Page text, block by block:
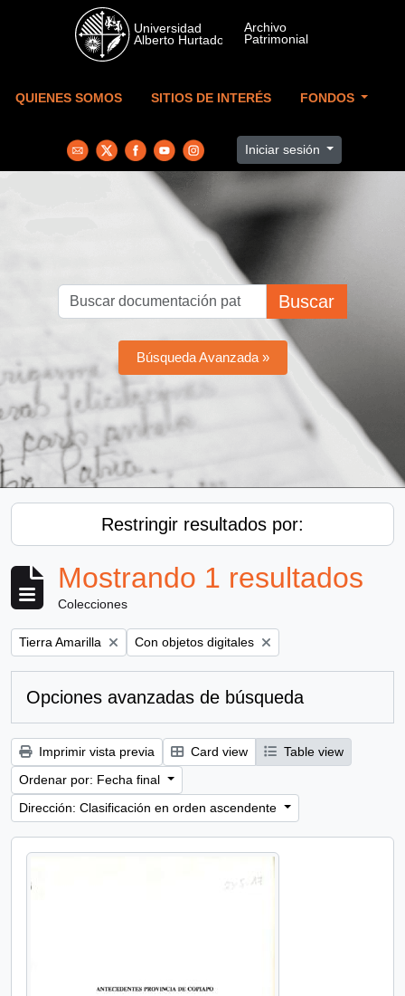
Skip to main content
QUIENES SOMOS SITIOS DE INTERÉS FONDOS
Iniciar sesión
Buscar
Búsqueda Avanzada »
Restringir resultados por:
Mostrando 1 resultados
Colecciones
Remove filter:
Tierra Amarilla Remove filter:
Con objetos digitales
Opciones avanzadas de búsqueda
Imprimir vista previa Card view
Table view
Ordenar por: Fecha final
Dirección: Clasificación en orden ascendente